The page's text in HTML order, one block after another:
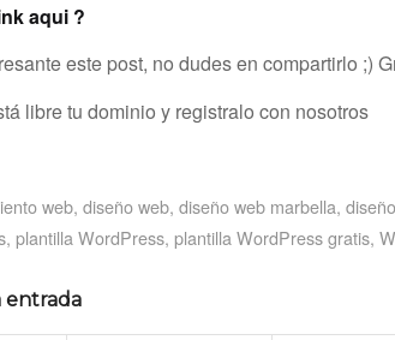
aqui ?
este post, no dudes en compartirlo ;)
libre tu dominio y registralo con nosotros
web, diseño web, diseño web marbella,
, plantilla WordPress, plantilla WordPress gratis,
entrada